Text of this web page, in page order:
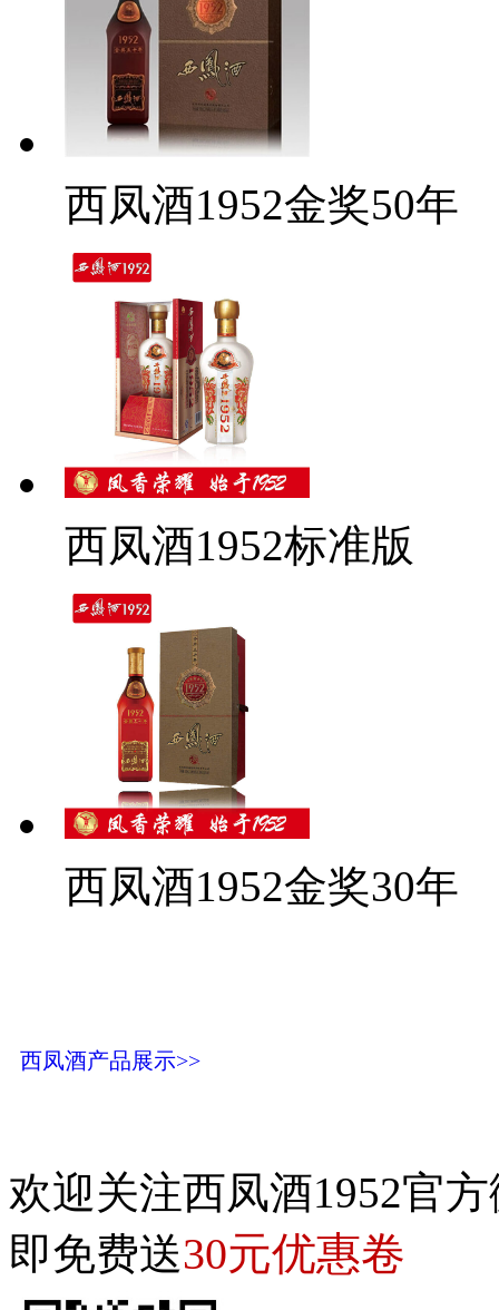
西凤酒1952金奖50年
西凤酒1952标准版
西凤酒1952金奖30年
西凤酒产品展示>>
欢迎关注西凤酒1952官
即免费送30元优惠卷